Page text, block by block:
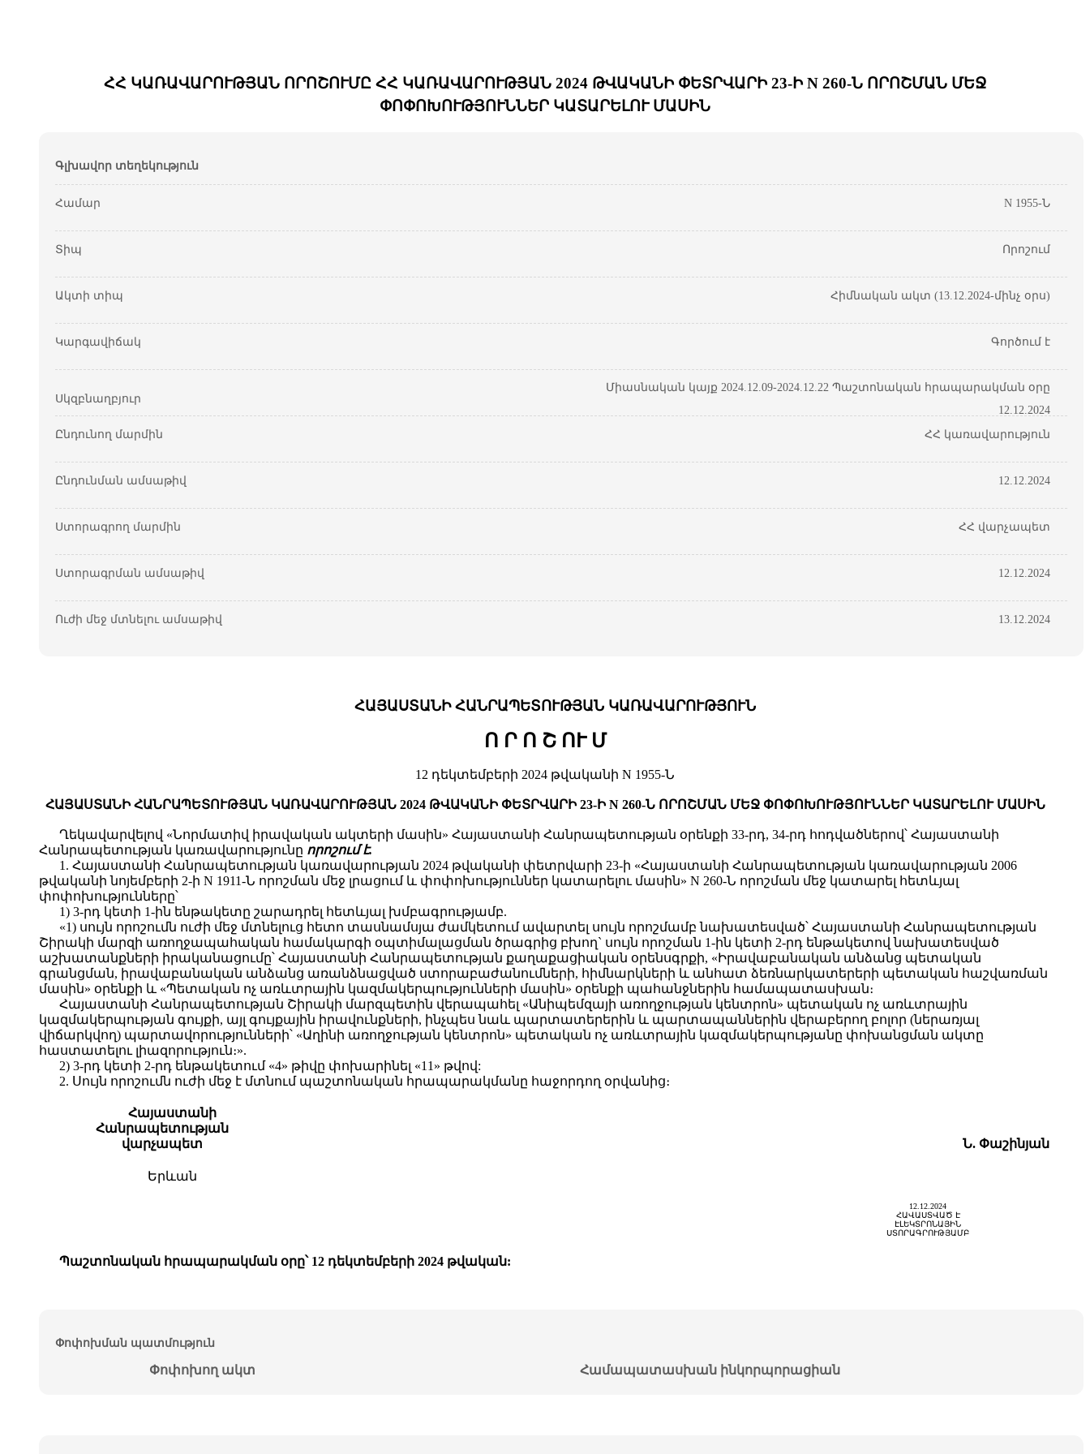
ՀՀ ԿԱՌԱՎԱՐՈՒԹՅԱՆ ՈՐՈՇՈՒՄԸ ՀՀ ԿԱՌԱՎԱՐՈՒԹՅԱՆ 2024 ԹՎԱԿԱՆԻ ՓԵՏՐՎԱՐԻ 23-Ի N 260-Ն ՈՐՈՇՄԱՆ ՄԵՋ
ՓՈՓՈԽՈՒԹՅՈՒՆՆԵՐ ԿԱՏԱՐԵԼՈՒ ՄԱՍԻՆ
Գլխավոր տեղեկություն
Համար N 1955-Ն
Տիպ Որոշում
Ակտի տիպ Հիմնական ակտ (13.12.2024-մինչ օրս)
Կարգավիճակ Գործում է
Սկզբնաղբյուր
Միասնական կայք 2024.12.09-2024.12.22 Պաշտոնական հրապարակման օրը
12.12.2024
Ընդունող մարմին
ՀՀ կառավարություն
Ընդունման ամսաթիվ 12.12.2024
Ստորագրող մարմին ՀՀ վարչապետ
Ստորագրման ամսաթիվ 12.12.2024
Ուժի մեջ մտնելու ամսաթիվ 13.12.2024
ՀԱՅԱՍՏԱՆԻ ՀԱՆՐԱՊԵՏՈՒԹՅԱՆ ԿԱՌԱՎԱՐՈՒԹՅՈՒՆ
Ո Ր Ո Շ ՈՒ Մ
12 դեկտեմբերի 2024 թվականի N 1955-Ն
ՀԱՅԱՍՏԱՆԻ ՀԱՆՐԱՊԵՏՈՒԹՅԱՆ ԿԱՌԱՎԱՐՈՒԹՅԱՆ 2024 ԹՎԱԿԱՆԻ ՓԵՏՐՎԱՐԻ 23-Ի N 260-Ն ՈՐՈՇՄԱՆ ՄԵՋ ՓՈՓՈԽՈՒԹՅՈՒՆՆԵՐ ԿԱՏԱՐԵԼՈՒ ՄԱՍԻՆ
Ղեկավարվելով «Նորմատիվ իրավական ակտերի մասին» Հայաստանի Հանրապետության օրենքի 33-րդ, 34-րդ հոդվածներով՝ Հայաստանի
Հանրապետության կառավարությունը որոշում է.
1. Հայաստանի Հանրապետության կառավարության 2024 թվականի փետրվարի 23-ի «Հայաստանի Հանրապետության կառավարության 2006
թվականի նոյեմբերի 2-ի N 1911-Ն որոշման մեջ լրացում և փոփոխություններ կատարելու մասին» N 260-Ն որոշման մեջ կատարել հետևյալ
փոփոխությունները՝
1) 3-րդ կետի 1-ին ենթակետը շարադրել հետևյալ խմբագրությամբ.
«1) սույն որոշումն ուժի մեջ մտնելուց հետո տասնամսյա ժամկետում ավարտել սույն որոշմամբ նախատեսված՝ Հայաստանի Հանրապետության
Շիրակի մարզի առողջապահական համակարգի օպտիմալացման ծրագրից բխող` սույն որոշման 1-ին կետի 2-րդ ենթակետով նախատեսված
աշխատանքների իրականացումը՝ Հայաստանի Հանրապետության քաղաքացիական օրենսգրքի, «Իրավաբանական անձանց պետական
գրանցման, իրավաբանական անձանց առանձնացված ստորաբաժանումների, հիմնարկների և անհատ ձեռնարկատերերի պետական հաշվառման
մասին» օրենքի և «Պետական ոչ առևտրային կազմակերպությունների մասին» օրենքի պահանջներին համապատասխան։
Հայաստանի Հանրապետության Շիրակի մարզպետին վերապահել «Անիպեմզայի առողջության կենտրոն» պետական ոչ առևտրային
կազմակերպության գույքի, այլ գույքային իրավունքների, ինչպես նաև պարտատերերին և պարտապաններին վերաբերող բոլոր (ներառյալ
վիճարկվող) պարտավորությունների՝ «Աղինի առողջության կենտրոն» պետական ոչ առևտրային կազմակերպությանը փոխանցման ակտը
հաստատելու լիազորություն։».
2) 3-րդ կետի 2-րդ ենթակետում «4» թիվը փոխարինել «11» թվով:
2. Սույն որոշումն ուժի մեջ է մտնում պաշտոնական հրապարակմանը հաջորդող օրվանից։
Հայաստանի
Հանրապետության
վարչապետ
Ն. Փաշինյան
Երևան
12.12.2024
ՀԱՎԱՍՏՎԱԾ Է
ԷԼԵԿՏՐՈՆԱՅԻՆ
ՍՏՈՐԱԳՐՈՒԹՅԱՄԲ
Պաշտոնական հրապարակման օրը՝ 12 դեկտեմբերի 2024 թվական:
Փոփոխման պատմություն
Փոփոխող ակտ Համապատասխան ինկորպորացիան